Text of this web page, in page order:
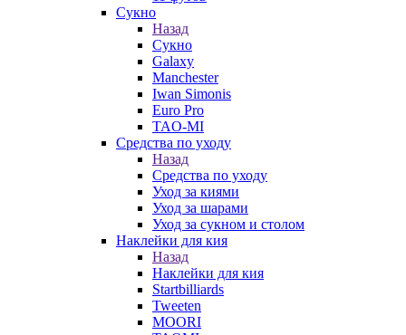
Сукно
Назад
Сукно
Galaxy
Manchester
Iwan Simonis
Euro Pro
TAO-MI
Средства по уходу
Назад
Средства по уходу
Уход за киями
Уход за шарами
Уход за сукном и столом
Наклейки для кия
Назад
Наклейки для кия
Startbilliards
Tweeten
MOORI